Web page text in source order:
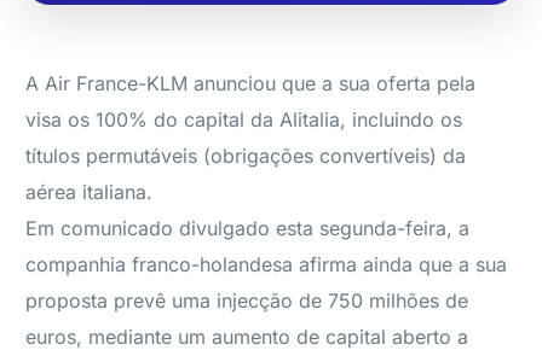
A Air France-KLM anunciou que a sua oferta pela
visa os 100% do capital da Alitalia, incluindo os
títulos permutáveis (obrigações convertíveis) da
aérea italiana.
Em comunicado divulgado esta segunda-feira, a
companhia franco-holandesa afirma ainda que a sua
proposta prevê uma injecção de 750 milhões de
euros, mediante um aumento de capital aberto a